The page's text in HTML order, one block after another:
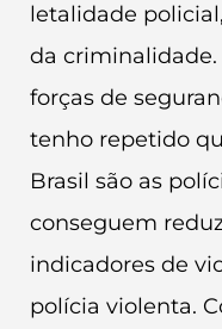
letalidade
da criminalidade.
forças de
tenho repetido
Brasil são as
conseguem
indicadores de
polícia violenta.